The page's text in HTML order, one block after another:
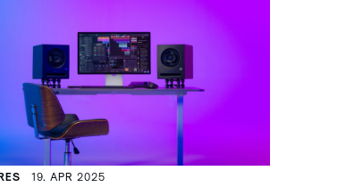
19. APR 2025